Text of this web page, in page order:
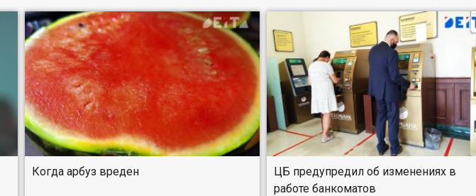
Когда арбуз вреден
ЦБ предупредил об изменениях в
работе банкоматов